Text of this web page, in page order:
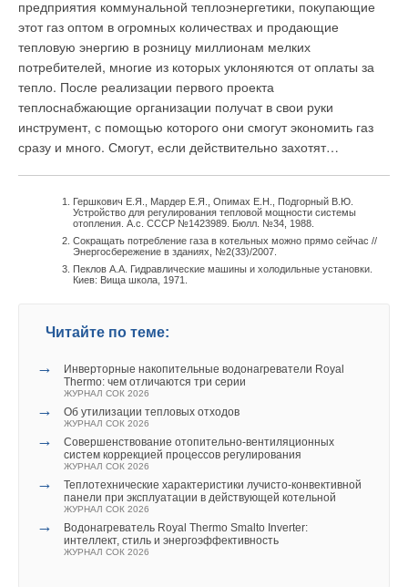
предприятия коммунальной теплоэнергетики, покупающие
этот газ оптом в огромных количествах и продающие
тепловую энергию в розницу миллионам мелких
потребителей, многие из которых уклоняются от оплаты за
тепло. После реализации первого проекта
теплоснабжающие организации получат в свои руки
инструмент, с помощью которого они смогут экономить газ
сразу и много. Смогут, если действительно захотят…
Гершкович Е.Я., Мардер Е.Я., Опимах Е.Н., Подгорный В.Ю.
Устройство для регулирования тепловой мощности системы
отопления. А.с. СССР №1423989. Бюлл. №34, 1988.
Сокращать потребление газа в котельных можно прямо сейчас //
Энергосбережение в зданиях, №2(33)/2007.
Пеклов А.А. Гидравлические машины и холодильные установки.
Киев: Вища школа, 1971.
Читайте по теме:
→
Инверторные накопительные водонагреватели Royal
Thermo: чем отличаются три серии
ЖУРНАЛ СОК 2026
→ Об утилизации тепловых отходов
ЖУРНАЛ СОК 2026
→
Совершенствование отопительно-вентиляционных
систем коррекцией процессов регулирования
ЖУРНАЛ СОК 2026
→
Теплотехнические характеристики лучисто-конвективной
панели при эксплуатации в действующей котельной
ЖУРНАЛ СОК 2026
→
Водонагреватель Royal Thermo Smalto Inverter:
интеллект, стиль и энергоэффективность
ЖУРНАЛ СОК 2026
Уведомления отключены
Комментарии
В этой теме еще нет комментариев
Добавить комментарий
Ваше имя *
Ваш E-mail *
Текст комментария